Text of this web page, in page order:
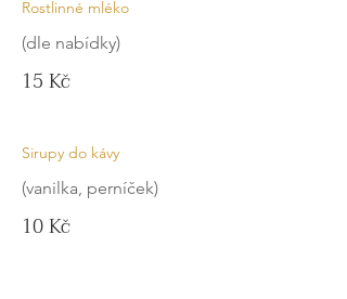
Rostlinné mléko
(dle nabídky)
15 Kč
Sirupy do kávy
(vanilka, perníček)
10 Kč